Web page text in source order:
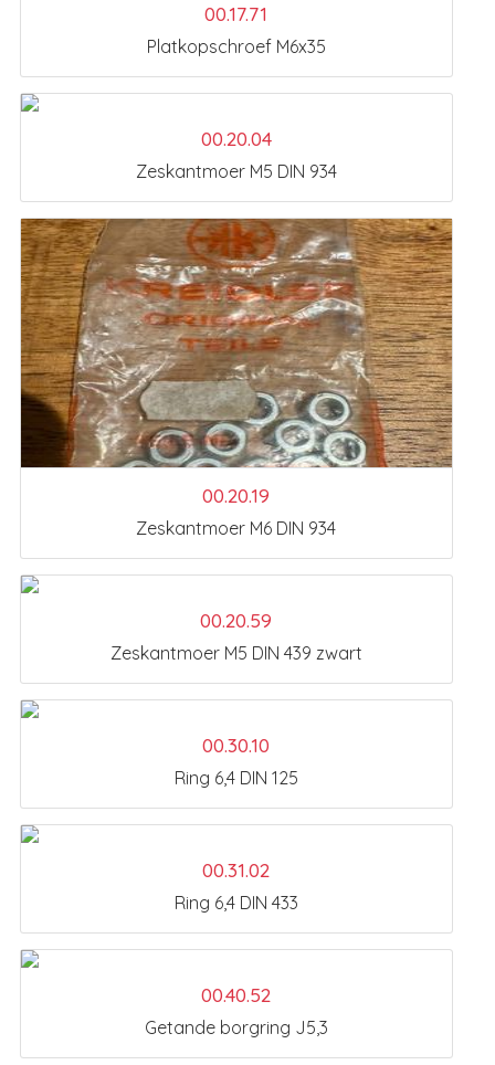
00.17.71
Platkopschroef M6x35
00.20.04
Zeskantmoer M5 DIN 934
00.20.19
Zeskantmoer M6 DIN 934
00.20.59
Zeskantmoer M5 DIN 439 zwart
00.30.10
Ring 6,4 DIN 125
00.31.02
Ring 6,4 DIN 433
00.40.52
Getande borgring J5,3